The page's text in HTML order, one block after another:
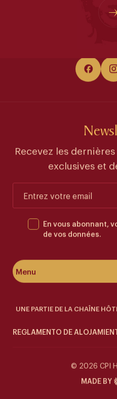
Menu
À propos de l’hôtel
Siddharta Café
Offres spéciales
Recevez les
exclusives et
En vous abonnant,
de vos données.
REGLAMENTO DE
UNE PARTIE DE LA CHAÎNE
MADE BY
© 2026 CPI